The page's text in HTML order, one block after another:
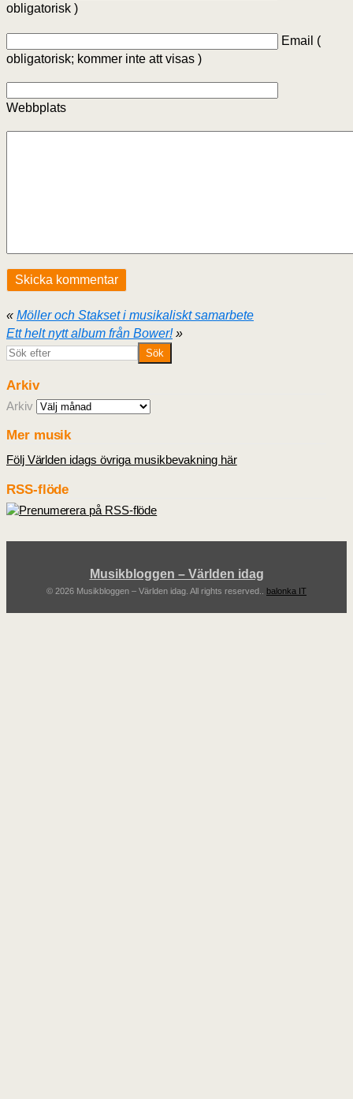
obligatorisk )
Email (
obligatorisk; kommer inte att visas )
Webbplats
« Möller och Stakset i musikaliskt samarbete
Ett helt nytt album från Bower!»
Arkiv
Arkiv
Mer musik
Följ Världen idags övriga musikbevakning här
RSS-flöde
Musikbloggen – Världen idag
© 2026 Musikbloggen – Världen idag. All rights reserved.. balonka IT